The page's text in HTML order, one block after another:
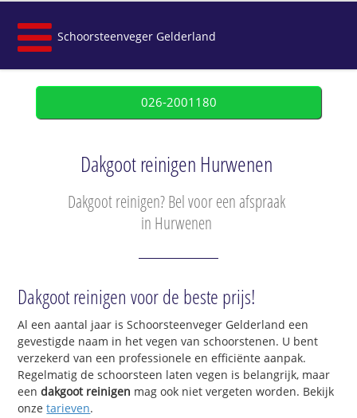
Schoorsteenveger Gelderland
026-2001180
Dakgoot reinigen Hurwenen
Dakgoot reinigen? Bel voor een afspraak
in Hurwenen
Dakgoot reinigen voor de beste prijs!
Al een aantal jaar is Schoorsteenveger Gelderland een
gevestigde naam in het vegen van schoorstenen. U bent
verzekerd van een professionele en efficiënte aanpak.
Regelmatig de schoorsteen laten vegen is belangrijk, maar
eendakgoot reinigen mag ook niet vergeten worden. Bekijk
onzetarieven.